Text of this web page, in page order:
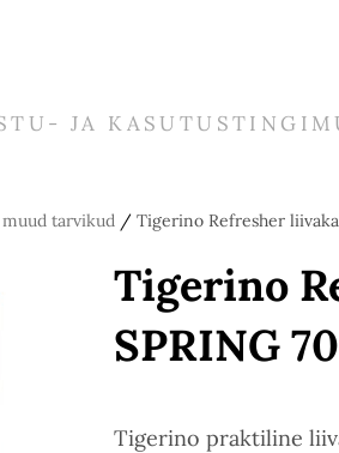
JA
muud tarvikud / Tigerino Refresher
Tigerino
SPRING
Tigerino praktiline